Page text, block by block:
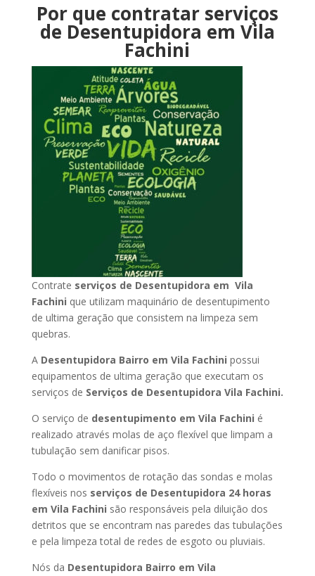
Por que contratar serviços
de Desentupidora em Vila
Fachini
Contrate serviços de Desentupidora em Vila
Fachini que utilizam maquinário de desentupimento
de ultima geração que consistem na limpeza sem
quebras.
A Desentupidora Bairro em Vila Fachini possui
equipamentos de ultima geração que executam os
serviços de Serviços de Desentupidora Vila Fachini.
O serviço de desentupimento em Vila Fachini é
realizado através molas de aço flexível que limpam a
tubulação sem danificar pisos.
Todo o movimentos de rotação das sondas e molas
flexíveis nos serviços de Desentupidora 24 horas
em Vila Fachini são responsáveis pela diluição dos
detritos que se encontram nas paredes das tubulações
e pela limpeza total de redes de esgoto ou pluviais.
Nós da Desentupidora Bairro em Vila